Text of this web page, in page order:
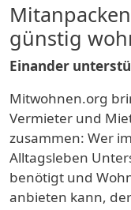
günstig
Einander
Mitwohnen.org
Vermieter und
zusammen: Wer im
Alltagsleben
benötigt und
anbieten kann,